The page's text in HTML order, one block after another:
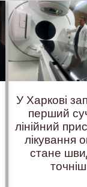
У Харкові
перший
лінійний
лікування
стане